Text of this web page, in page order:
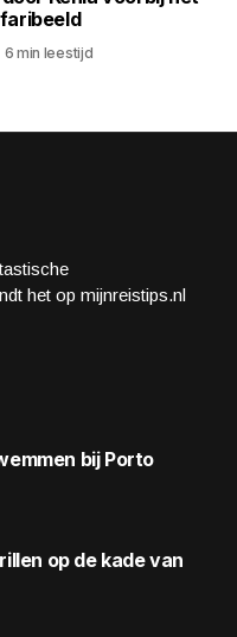
6 min leestijd
het op mijnreistips.nl
bij Porto
op de kade van